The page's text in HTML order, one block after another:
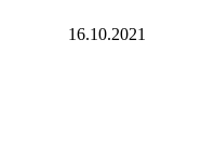
16.10.2021